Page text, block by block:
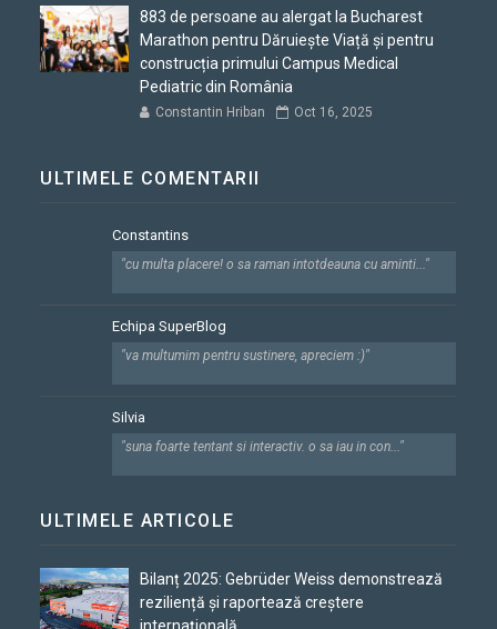
883 de persoane au alergat la Bucharest
Marathon pentru Dăruiește Viață și pentru
construcția primului Campus Medical
Pediatric din România
Constantin Hriban Oct 16, 2025
ULTIMELE COMENTARII
Constantins
"cu multa placere! o sa raman intotdeauna cu aminti..."
Echipa SuperBlog
"va multumim pentru sustinere, apreciem :)"
Silvia
"suna foarte tentant si interactiv. o sa iau in con..."
ULTIMELE ARTICOLE
Bilanț 2025: Gebrüder Weiss demonstrează
reziliență și raportează creștere